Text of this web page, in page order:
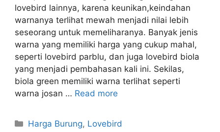
lovebird lainnya, karena keunikan,keindahan
warnanya terlihat mewah menjadi nilai lebih
seseorang untuk memeliharanya. Banyak jenis
warna yang memiliki harga yang cukup mahal,
seperti lovebird parblu, dan juga lovebird biola
yang menjadi pembahasan kali ini. Sekilas,
biola green memiliki warna terlihat seperti
warna josan … Read more
Categories
Harga Burung, Lovebird